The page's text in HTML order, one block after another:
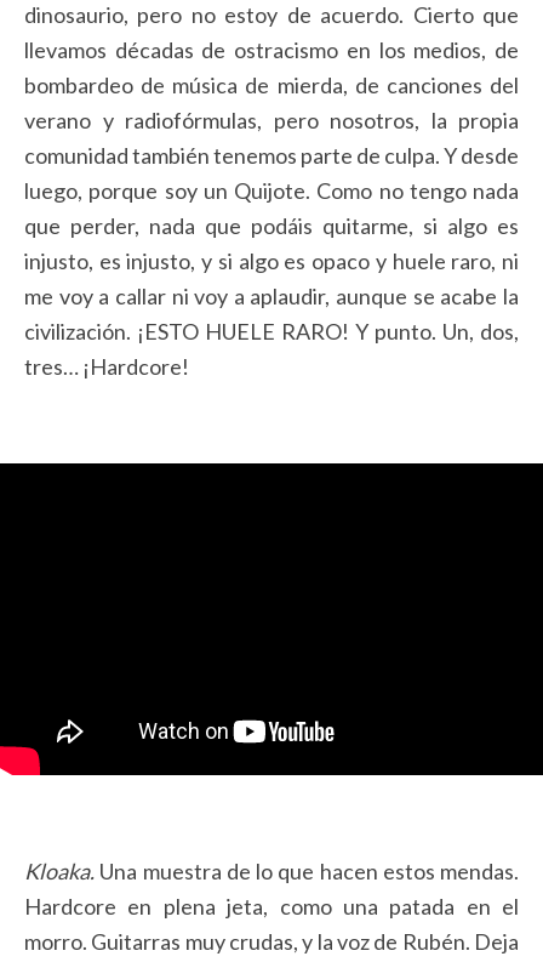
dinosaurio, pero no estoy de acuerdo. Cierto que
llevamos décadas de ostracismo en los medios, de
bombardeo de música de mierda, de canciones del
verano y radiofórmulas, pero nosotros, la propia
comunidad también tenemos parte de culpa. Y desde
luego, porque soy un Quijote. Como no tengo nada
que perder, nada que podáis quitarme, si algo es
injusto, es injusto, y si algo es opaco y huele raro, ni
me voy a callar ni voy a aplaudir, aunque se acabe la
civilización. ¡ESTO HUELE RARO! Y punto. Un, dos,
tres… ¡Hardcore!
Kloaka. Una muestra de lo que hacen estos mendas.
Hardcore en plena jeta, como una patada en el
morro. Guitarras muy crudas, y la voz de Rubén. Deja